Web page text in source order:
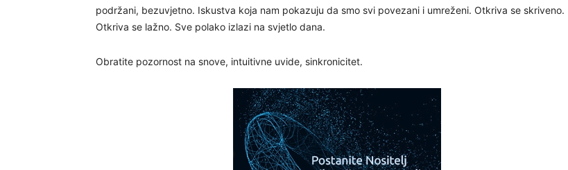
podržani, bezuvjetno. Iskustva koja nam pokazuju da smo svi povezani i umreženi. Otkriva se skriveno.
Otkriva se lažno. Sve polako izlazi na svjetlo dana.
Obratite pozornost na snove, intuitivne uvide, sinkronicitet.